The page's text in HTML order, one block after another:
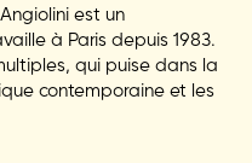
est un
à Paris depuis 1983.
qui puise dans la
contemporaine et les